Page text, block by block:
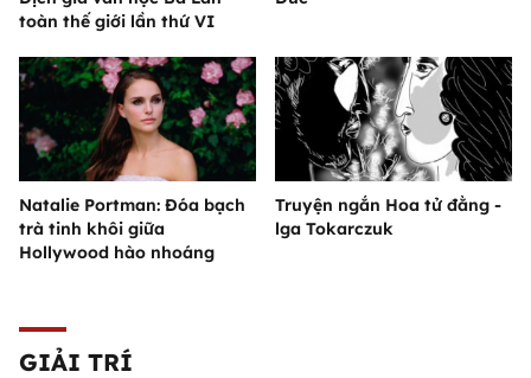
toàn thế giới lần thứ VI
Natalie Portman: Đóa bạch
trà tinh khôi giữa
Hollywood hào nhoáng
Truyện ngắn Hoa tử đằng -
lga Tokarczuk
GIẢI TRÍ